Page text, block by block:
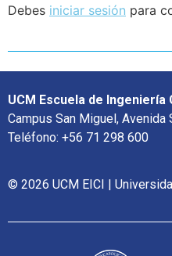
Debes iniciar sesión para
UCM Escuela de
Campus San Miguel, Avenida
Teléfono: +56 71 298 600
© 2026 UCM EICI |